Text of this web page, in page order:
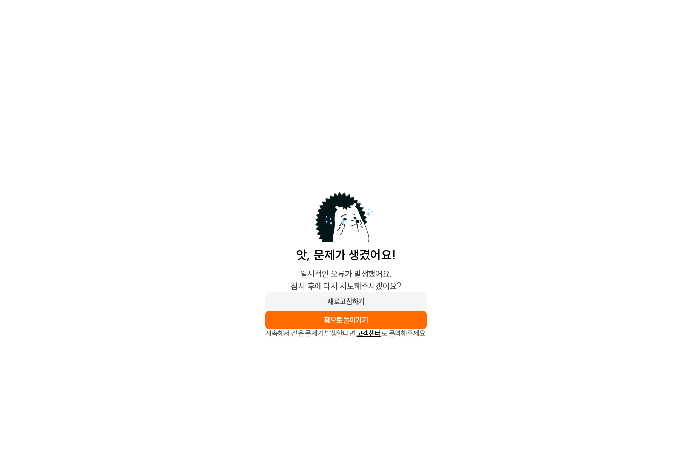
앗, 문제가 생겼어요!
일시적인 오류가 발생했어요.
잠시 후에 다시 시도해주시겠어요?
새로고침하기
홈으로 돌아가기
계속해서 같은 문제가 발생한다면 고객센터로 문의해주세요.